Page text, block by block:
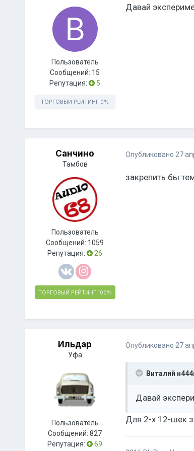
Пользователь
Сообщений: 15
Репутация:
5
ТОРГОВЫЙ РЕЙТИНГ 0%
Давай
Санчино
Тамбов
Пользователь
Сообщений: 1059
Репутация:
26
ТОРГОВЫЙ РЕЙТИНГ 100%
Опубликовано 27
закрепить бы
Ильдар
Уфа
Пользователь
Сообщений:827
Репутация:
69
Опубликовано 27
Виталий
Давай
Для 2-х 12-шек